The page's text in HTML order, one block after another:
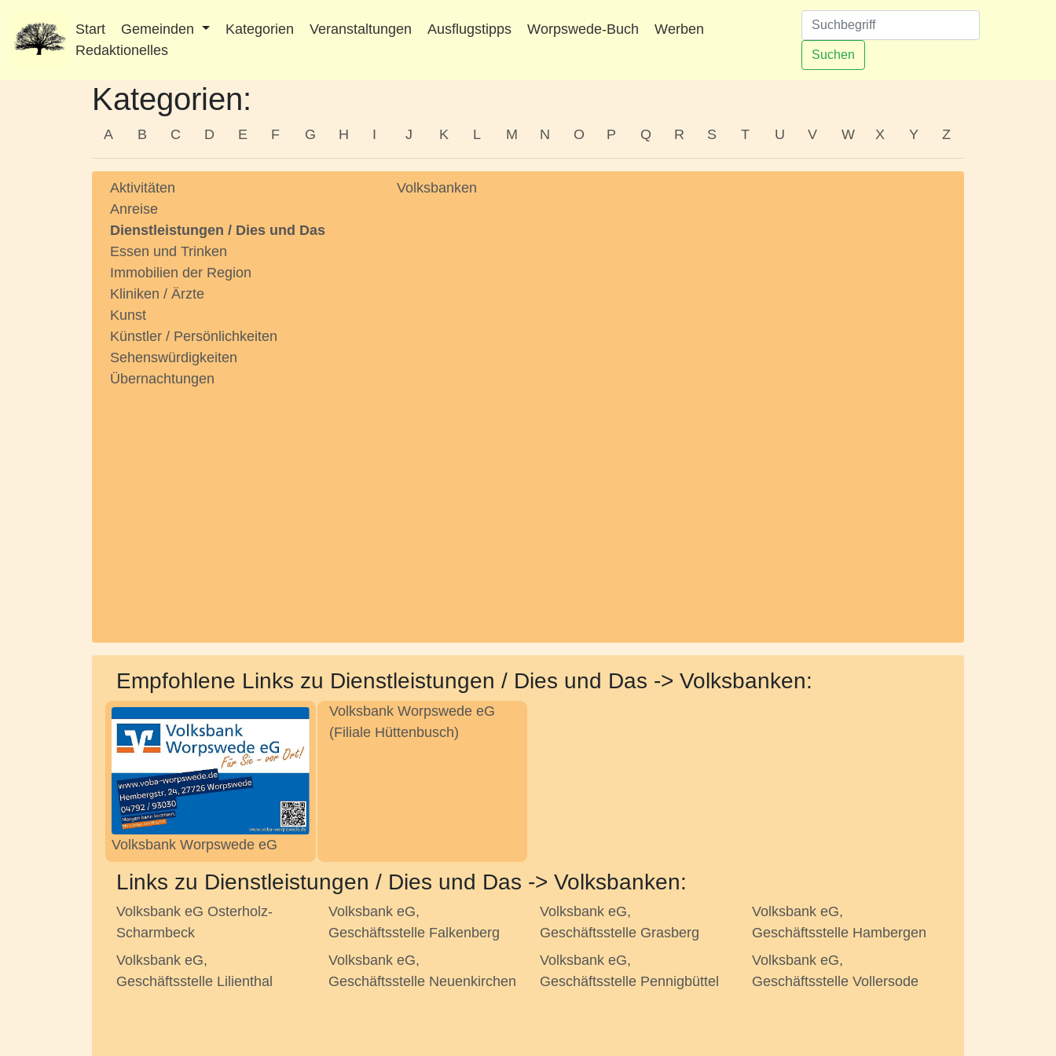
Start Gemeinden Kategorien Veranstaltungen Ausflugstipps Worpswede-Buch
Werben
Redaktionelles
Suchen
Kategorien:
A B C D E F G H I J K L M N O P Q R S T U V W X Y Z
Aktivitäten
Anreise
Dienstleistungen / Dies und Das
Essen und Trinken
Immobilien der Region
Kliniken / Ärzte
Kunst
Künstler / Persönlichkeiten
Sehenswürdigkeiten
Übernachtungen
Volksbanken
Empfohlene Links zu Dienstleistungen / Dies und Das -> Volksbanken:
Volksbank Worpswede eG
Volksbank Worpswede eG
(Filiale Hüttenbusch)
Links zu Dienstleistungen / Dies und Das -> Volksbanken:
Volksbank eG Osterholz-
Scharmbeck
Volksbank eG,
Geschäftsstelle Falkenberg
Volksbank eG,
Geschäftsstelle Grasberg
Volksbank eG,
Geschäftsstelle Hambergen
Volksbank eG,
Geschäftsstelle Lilienthal
Volksbank eG,
Geschäftsstelle Neuenkirchen
Volksbank eG,
Geschäftsstelle Pennigbüttel
Volksbank eG,
Geschäftsstelle Vollersode